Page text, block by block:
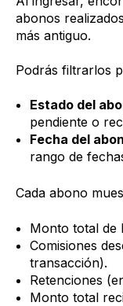
abonos
más antiguo.
Podrás filtrarlos
Estado del
pendiente o
Fecha del
rango de
Cada abono
Monto total de
Comisiones
transacción).
Retenciones
Monto total